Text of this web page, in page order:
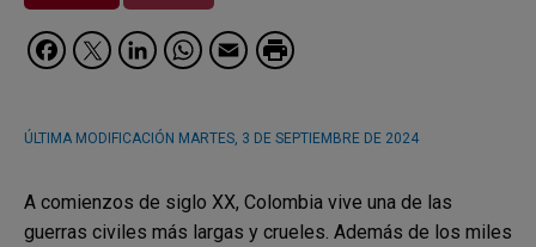
Facebook
Twitter
LinkedIn
WhatsApp
Email
ÚLTIMA MODIFICACIÓN MARTES, 3 DE SEPTIEMBRE DE 2024
A comienzos de siglo XX, Colombia vive una de las
guerras civiles más largas y crueles. Además de los miles